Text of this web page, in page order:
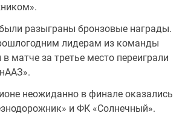
разыграны бронзовые награды.
лидерам из команды
матче за третье место переиграли
неожиданно в финале оказались
и ФК «Солнечный».